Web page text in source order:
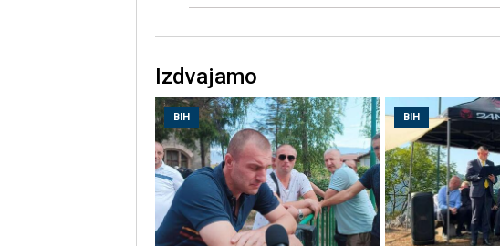
Izdvajamo
BIH BIH